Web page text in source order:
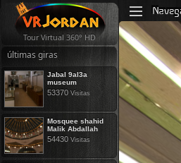
Tour Virtual 360° HD
últimas giras
Jabal 9al3a
museum
53370 Visitas
Mosquee shahid
Malik Abdallah
54430 Visitas